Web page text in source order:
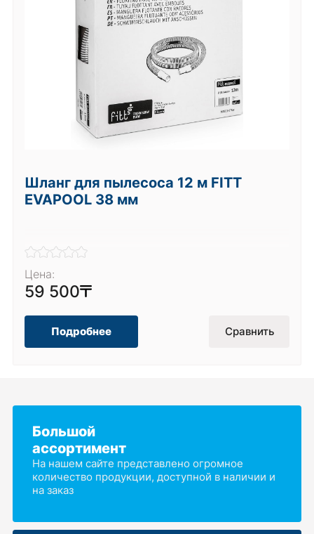
Шланг для пылесоса 12 м FITT
EVAPOOL 38 мм
Цена:
59 500
Подробнее Сравнить
Большой
ассортимент
На нашем сайте представлено огромное
количество продукции, доступной в наличии и
на заказ